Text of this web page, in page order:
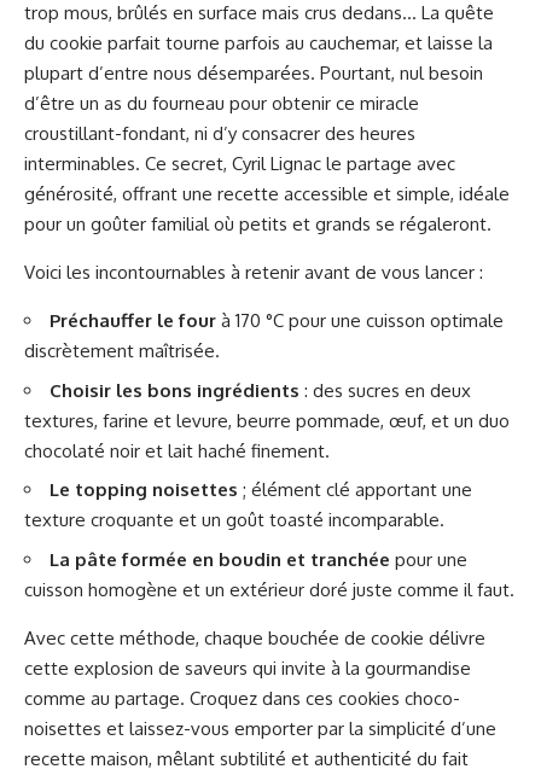
trop mous, brûlés en surface mais crus dedans… La quête
du cookie parfait tourne parfois au cauchemar, et laisse la
plupart d’entre nous désemparées. Pourtant, nul besoin
d’être un as du fourneau pour obtenir ce miracle
croustillant-fondant, ni d’y consacrer des heures
interminables. Ce secret, Cyril Lignac le partage avec
générosité, offrant une recette accessible et simple, idéale
pour un goûter familial où petits et grands se régaleront.
Voici les incontournables à retenir avant de vous lancer :
Préchauffer le four à 170 °C pour une cuisson optimale
discrètement maîtrisée.
Choisir les bons ingrédients : des sucres en deux
textures, farine et levure, beurre pommade, œuf, et un duo
chocolaté noir et lait haché finement.
Le topping noisettes ; élément clé apportant une
texture croquante et un goût toasté incomparable.
La pâte formée en boudin et tranchée pour une
cuisson homogène et un extérieur doré juste comme il faut.
Avec cette méthode, chaque bouchée de cookie délivre
cette explosion de saveurs qui invite à la gourmandise
comme au partage. Croquez dans ces cookies choco-
noisettes et laissez-vous emporter par la simplicité d’une
recette maison, mêlant subtilité et authenticité du fait